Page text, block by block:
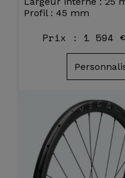
Profil : 45 mm
Prix : 1 594 €